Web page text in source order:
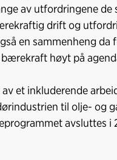
av utfordringene de
drift og
en sammenheng da
høyt på
et inkluderende
til olje- og
avsluttes i